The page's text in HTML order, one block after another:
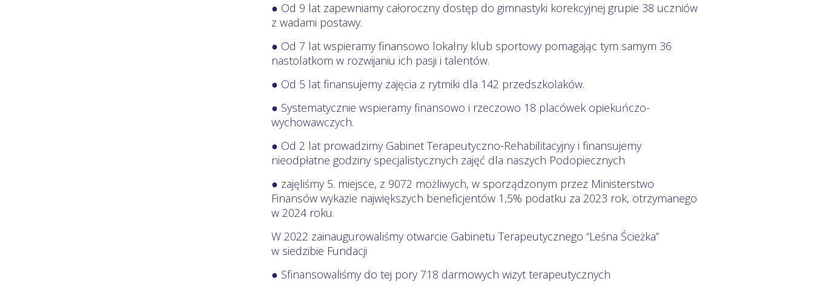
● Od 9 lat zapewniamy całoroczny dostęp do gimnastyki korekcyjnej grupie 38 uczniów
z wadami postawy.
● Od 7 lat wspieramy finansowo lokalny klub sportowy pomagając tym samym 36
nastolatkom w rozwijaniu ich pasji i talentów.
● Od 5 lat finansujemy zajęcia z rytmiki dla 142 przedszkolaków.
● Systematycznie wspieramy finansowo i rzeczowo 18 placówek opiekuńczo-
wychowawczych.
● Od 2 lat prowadzimy Gabinet Terapeutyczno-Rehabilitacyjny i finansujemy
nieodpłatne godziny specjalistycznych zajęć dla naszych Podopiecznych
● zajęliśmy 5. miejsce, z 9072 możliwych, w sporządzonym przez Ministerstwo
Finansów wykazie największych beneficjentów 1,5% podatku za 2023 rok, otrzymanego
w 2024 roku.
W 2022 zainaugurowaliśmy otwarcie Gabinetu Terapeutycznego “Leśna Ścieżka”
w siedzibie Fundacji
● Sfinansowaliśmy do tej pory 718 darmowych wizyt terapeutycznych